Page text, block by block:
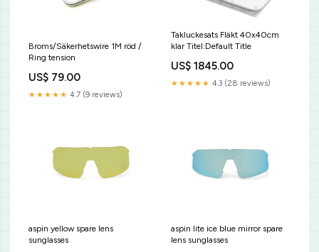
Broms/Säkerhetswire 1M röd /
Ring tension
US$ 79.00
★★★★★ 4.7 (9 reviews)
Takluckesats Fläkt 40x40cm
klar Titel:Default Title
US$ 1845.00
★★★★★ 4.3 (28 reviews)
aspin yellow spare lens
sunglasses
aspin lite ice blue mirror spare
lens sunglasses